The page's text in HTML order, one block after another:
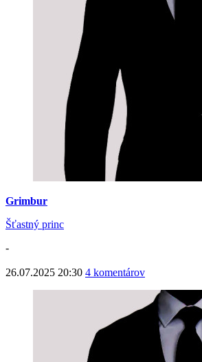
Grimbur
Šťastný princ
-
26.07.2025 20:30 4 komentárov